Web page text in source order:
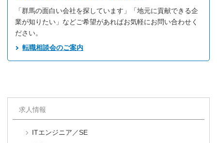
「群馬の面白い会社を探しています」「地元に貢献できる企
業が知りたい」などご希望があればお気軽にお問い合わせく
ださい。
転職相談会のご案内
求人情報
ITエンジニア／SE